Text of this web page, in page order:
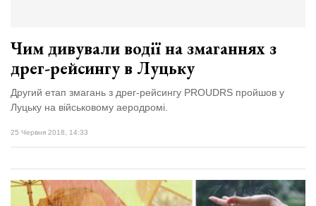
Чим дивували водії на змаганнях з
дрег-рейсингу в Луцьку
Другий етап змагань з дрег-рейсингу PROUDRS пройшов у
Луцьку на військовому аеродромі.
25 Червня 2018, 14:33